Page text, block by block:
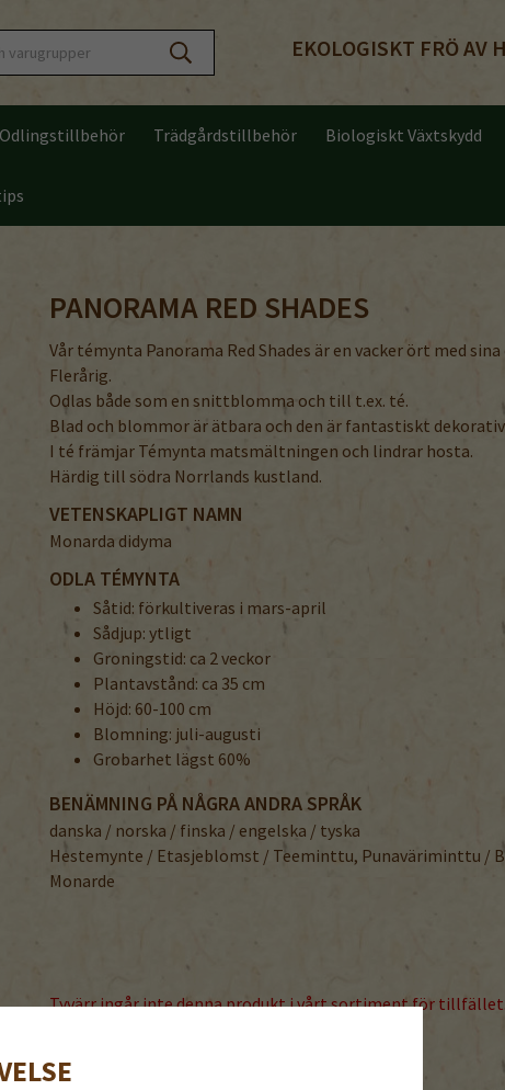
EKOLOGISKT FRÖ AV
Odlingstillbehör Trädgårdstillbehör Biologiskt Växtskydd
PANORAMA RED SHADES
Vår témynta Panorama Red Shades är en vacker ört med
Flerårig.
Odlas både som en snittblomma och till t.ex. té.
Blad och blommor är ätbara och den är fantastiskt
I té främjar Témynta matsmältningen och lindrar hosta.
Härdig till södra Norrlands kustland.
VETENSKAPLIGT NAMN
Monarda didyma
ODLA TÉMYNTA
Såtid: förkultiveras i mars-april
Sådjup: ytligt
Groningstid: ca 2 veckor
Plantavstånd: ca 35 cm
Höjd: 60-100 cm
Blomning: juli-augusti
Grobarhet lägst 60%
BENÄMNING PÅ NÅGRA ANDRA SPRÅK
danska / norska / finska / engelska / tyska
Hestemynte / Etasjeblomst / Teeminttu, Punaväriminttu /
Monarde
Tyvärr ingår inte denna produkt i vårt sortiment för tillfället.